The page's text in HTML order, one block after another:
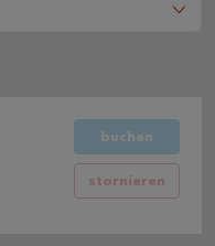
buchen
stornieren